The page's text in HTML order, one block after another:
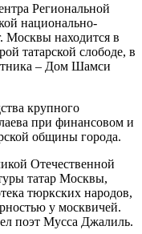
Региональной
национально-
находится в
татарской слободе, в
– Дом Шамси
крупного
при финансовом и
общины города.
Отечественной
татар Москвы,
тюркских народов,
у москвичей.
поэт Мусса Джалиль.